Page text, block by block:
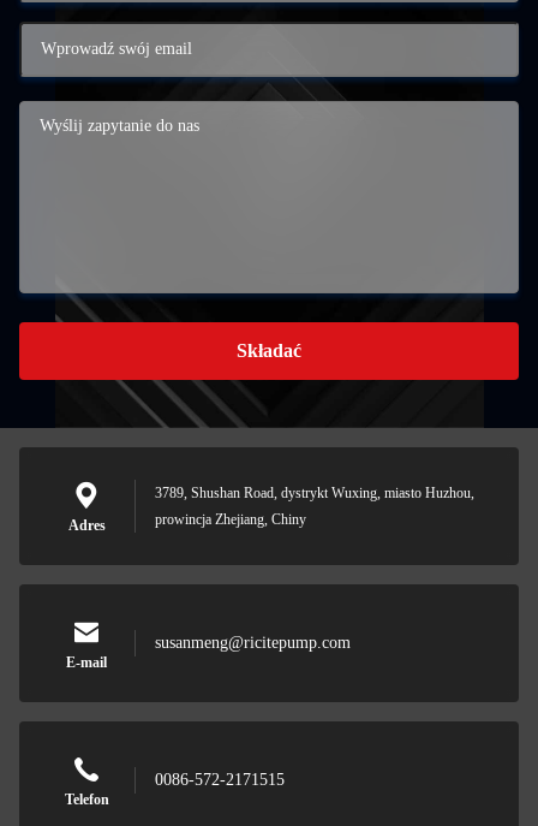
Składać
Adres
3789, Shushan Road, dystrykt Wuxing, miasto Huzhou,
prowincja Zhejiang, Chiny
E-mail
susanmeng@ricitepump.com
Telefon
0086-572-2171515